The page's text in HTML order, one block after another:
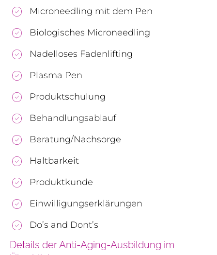
Microneedling mit dem Pen
Biologisches Microneedling
Nadelloses Fadenlifting
Plasma Pen
Produktschulung
Behandlungsablauf
Beratung/Nachsorge
Haltbarkeit
Produktkunde
Einwilligungserklärungen
Do’s and Dont’s
Details der Anti-Aging-Ausbildung im